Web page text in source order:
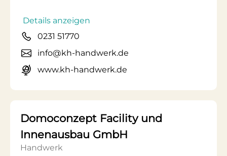
Details anzeigen
0231 51770
info@kh-handwerk.de
www.kh-handwerk.de
Domoconzept Facility und
Innenausbau GmbH
Handwerk